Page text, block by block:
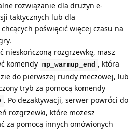
rozwiązanie dla drużyn e-
taktycznych lub dla
poświęcić więcej czasu na
nieskończoną rozgrzewkę, masz
komendy
mp_warmup_end , która
do pierwszej rundy meczowej, lub
tryb za pomocą komendy
. Po dezaktywacji, serwer powróci do
rozgrzewki, które możesz
za pomocą innych omówionych